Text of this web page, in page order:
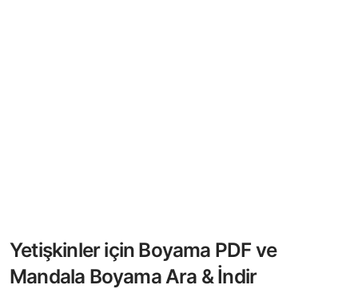
Yetişkinler için Boyama PDF ve
Mandala Boyama Ara & İndir